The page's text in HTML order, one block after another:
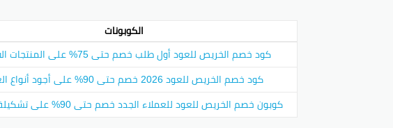
جوجل بينتيريست
الكوبونات
كود خصم الخريص للعود أول طلب خصم حتى 75% على المنتجات الفاخرة
كود خصم الخريص للعود 2026 خصم حتى 90% على أجود أنواع العود
كوبون خصم الخريص للعود للعملاء الجدد خصم حتى 90% على تشكيلة العطور